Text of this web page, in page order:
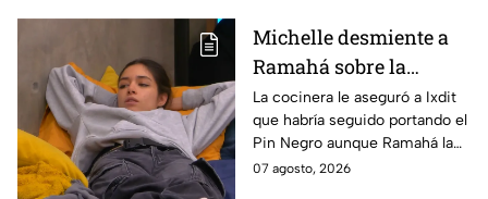
Michelle desmiente a
Ramahá sobre la
designación del Pin
Negro a un integrante
de las "Divas" en
MasterChef 24/7
La cocinera le aseguró a Ixdit
que habría seguido portando el
Pin Negro aunque Ramahá la
hubiera subido al balcón
07 agosto, 2026